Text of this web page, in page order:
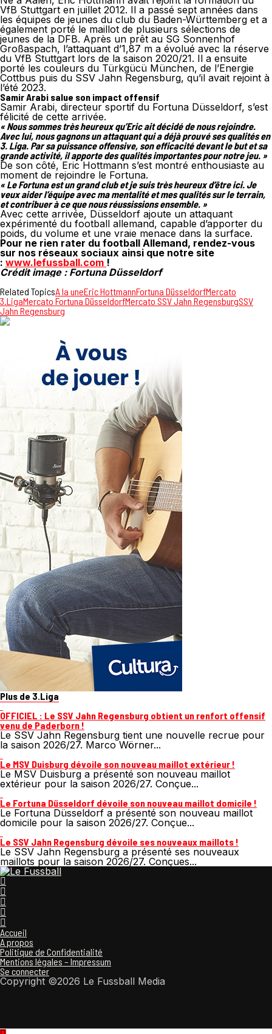
VfB Stuttgart en juillet 2012. Il a passé sept années dans
les équipes de jeunes du club du Baden-Württemberg et a
également porté le maillot de plusieurs sélections de
jeunes de la DFB. Après un prêt au SG Sonnenhof
Großaspach, l’attaquant d’1,87 m a évolué avec la réserve
du VfB Stuttgart lors de la saison 2020/21. Il a ensuite
porté les couleurs du Türkgücü München, de l’Energie
Cottbus puis du SSV Jahn Regensburg, qu’il avait rejoint à
l’été 2023.
Samir Arabi salue son impact offensif
Samir Arabi, directeur sportif du Fortuna Düsseldorf, s’est
félicité de cette arrivée.
« Nous sommes très heureux qu’Eric ait décidé de nous rejoindre.
Avec lui, nous gagnons un attaquant qui a déjà prouvé ses qualités en
3. Liga. Par sa puissance offensive, son efficacité devant le but et sa
grande activité, il apporte des qualités importantes pour notre jeu. »
De son côté, Eric Hottmann s’est montré enthousiaste au
moment de rejoindre le Fortuna.
« Le Fortuna est un grand club et je suis très heureux d’être ici. Je
veux aider l’équipe avec ma mentalité et mes qualités sur le terrain,
et contribuer à ce que nous réussissions ensemble. »
Avec cette arrivée, Düsseldorf ajoute un attaquant
expérimenté du football allemand, capable d’apporter du
poids, du volume et une vraie menace dans la surface.
Pour ne rien rater du football Allemand, rendez-vous
sur nos réseaux sociaux ainsi que notre site
: www.lefussball.com !
Crédit image : Fortuna Düsseldorf
Related TopicsA la uneEric HottmannFortuna DüsseldorfMercato
3.LigaMercato Fortuna DüsseldorfMercato SSV Jahn RegensburgSSV
Jahn Regensburg
Plus de 3.Liga
OFFICIEL : Le SSV Jahn Regensburg obtient un renfort offensif
venu de Paderborn !
Le SSV Jahn Regensburg tient une nouvelle recrue pour
la saison 2026/27. Marco Wörner...
Le MSV Duisburg dévoile son nouveau maillot extérieur !
Le MSV Duisburg a présenté son nouveau maillot
extérieur pour la saison 2026/27. Conçue...
Le Fortuna Düsseldorf dévoile son nouveau maillot domicile !
Le Fortuna Düsseldorf a présenté son nouveau maillot
domicile pour la saison 2026/27. Conçue...
Le SSV Jahn Regensburg dévoile ses nouveaux maillots !
Le SSV Jahn Regensburg a présenté ses nouveaux
maillots pour la saison 2026/27. Conçues...
Accueil
A propos
Politique de Confidentialité
Mentions légales – Impressum
Se connecter
Copyright ©2026 Le Fussball Media